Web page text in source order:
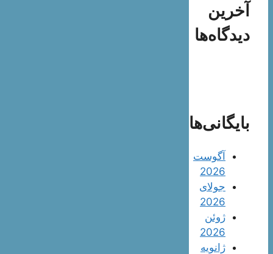
آخرین
دیدگاه‌ها
بایگانی‌ها
آگوست
2026
جولای
2026
ژوئن
2026
ژانویه